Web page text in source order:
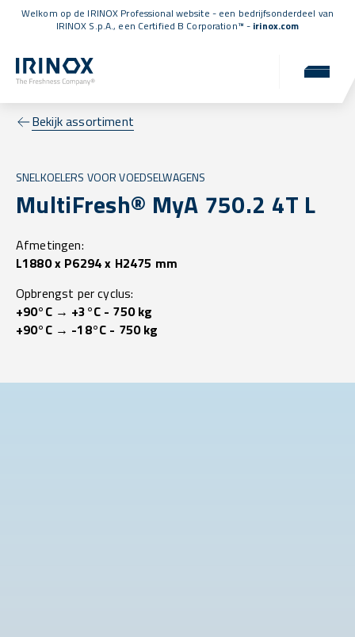
Welkom op de IRINOX Professional website - een bedrijfsonderdeel van
IRINOX S.p.A., een Certified B Corporation™ - irinox.com
Bekijk assortiment
SNELKOELERS VOOR VOEDSELWAGENS
MultiFresh® MyA 750.2 4T L
Afmetingen:
L1880 x P6294 x H2475 mm
Opbrengst per cyclus:
+90°C → +3°C - 750 kg
+90°C → -18°C - 750 kg